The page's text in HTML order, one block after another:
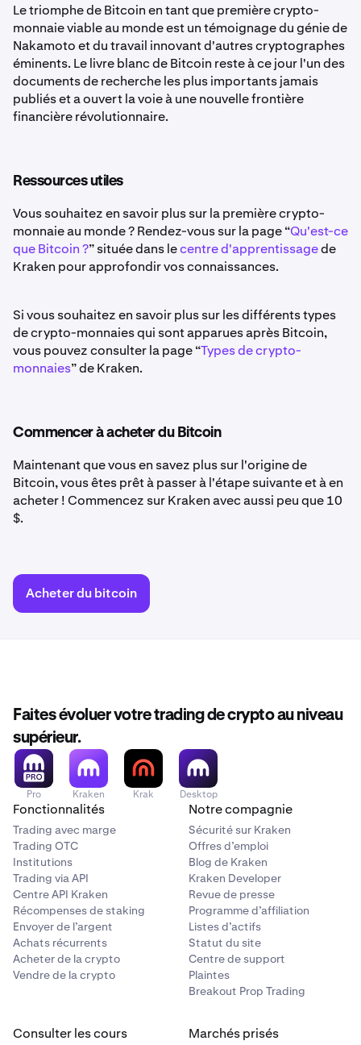
Le triomphe de Bitcoin en tant que première crypto-
monnaie viable au monde est un témoignage du génie de
Nakamoto et du travail innovant d'autres cryptographes
éminents. Le livre blanc de Bitcoin reste à ce jour l'un des
documents de recherche les plus importants jamais
publiés et a ouvert la voie à une nouvelle frontière
financière révolutionnaire.
Ressources utiles
Vous souhaitez en savoir plus sur la première crypto-
monnaie au monde ? Rendez-vous sur la page “Qu'est-ce
que Bitcoin ?” située dans lecentre d'apprentissagede
Kraken pour approfondir vos connaissances.
Si vous souhaitez en savoir plus sur les différents types
de crypto-monnaies qui sont apparues après Bitcoin,
vous pouvez consulter la page “Types de crypto-
monnaies” de Kraken.
Commencer à acheter du Bitcoin
Maintenant que vous en savez plus sur l'origine de
Bitcoin, vous êtes prêt à passer à l'étape suivante et à en
acheter ! Commencez sur Kraken avec aussi peu que 10
$.
Acheter du bitcoin
Faites évoluer votre trading de crypto au niveau
supérieur.
Pro Kraken Krak Desktop
Fonctionnalités
Trading avec marge
Trading OTC
Institutions
Trading via API
Centre API Kraken
Récompenses de staking
Envoyer de l’argent
Achats récurrents
Acheter de la crypto
Vendre de la crypto
Notre compagnie
Sécurité sur Kraken
Offres d’emploi
Blog de Kraken
Kraken Developer
Revue de presse
Programme d’affiliation
Listes d’actifs
Statut du site
Centre de support
Plaintes
Breakout Prop Trading
Consulter les cours Marchés prisés